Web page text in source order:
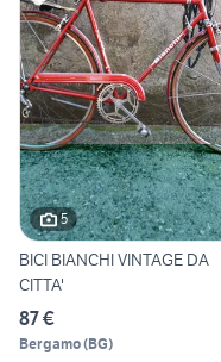
5
BICI BIANCHI VINTAGE DA
CITTA'
87 €
Bergamo(BG)